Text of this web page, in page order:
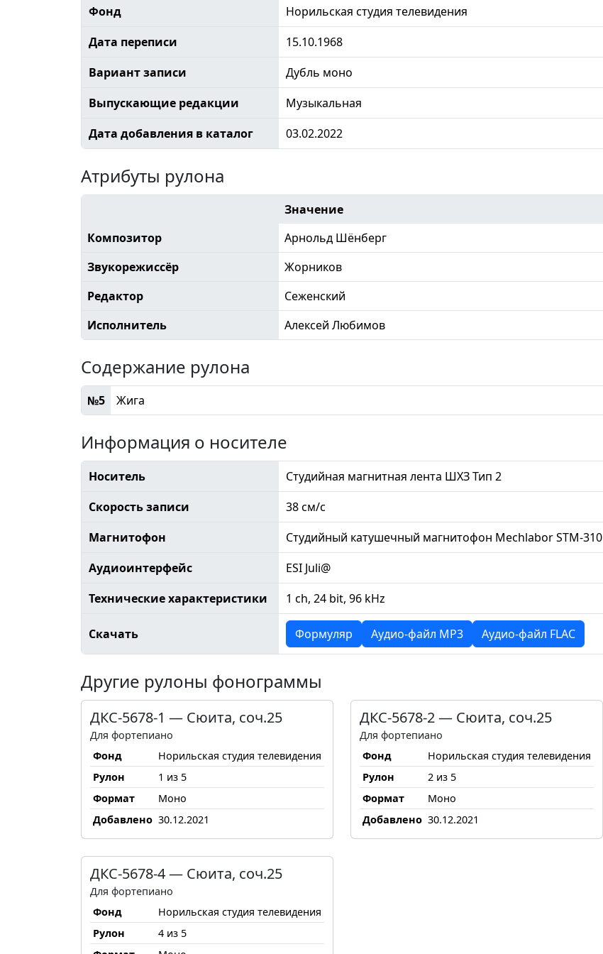
Фонд
Норильская студия телевидения
Дата переписи
15.10.1968
Вариант записи
Дубль моно
Выпускающие редакции
Музыкальная
Дата добавления в каталог
03.02.2022
Атрибуты рулона
Значение
Композитор
Арнольд Шёнберг
Звукорежиссёр
Жорников
Редактор
Сеженский
Исполнитель
Алексей Любимов
Содержание рулона
№5 Жига
Информация о носителе
Носитель
Студийная магнитная лента ШХЗ Тип 2
Скорость записи
38 см/с
Магнитофон
Студийный катушечный магнитофон Mechlabor STM-310
Аудиоинтерфейс
ESI Juli@
Технические характеристики
1 ch, 24 bit, 96 kHz
Скачать Формуляр Аудио-файл MP3 Аудио-файл FLAC
Другие рулоны фонограммы
ДКС-5678-1 — Сюита, соч.25
Для фортепиано
Фонд
Норильская студия телевидения
Рулон
1 из 5
Формат
Моно
Добавлено 30.12.2021
ДКС-5678-2 — Сюита, соч.25
Для фортепиано
Фонд
Норильская студия телевидения
Рулон
2 из 5
Формат
Моно
Добавлено 30.12.2021
ДКС-5678-4 — Сюита, соч.25
Для фортепиано
Фонд
Норильская студия телевидения
Рулон
4 из 5